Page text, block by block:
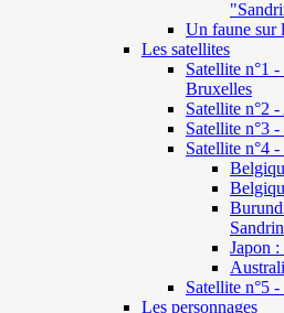
Un faune sur
Les satellites
Satellite n°1
Bruxelles
Satellite n°2
Satellite n°3
Satellite n°4
Japon
Satellite n°5
Les personnages